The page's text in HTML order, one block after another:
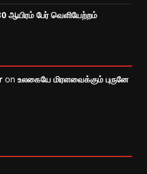
ஆயிரம் பேர் வெளியேற்றம்
on உலகையே மிரளவைக்கும் புருனே